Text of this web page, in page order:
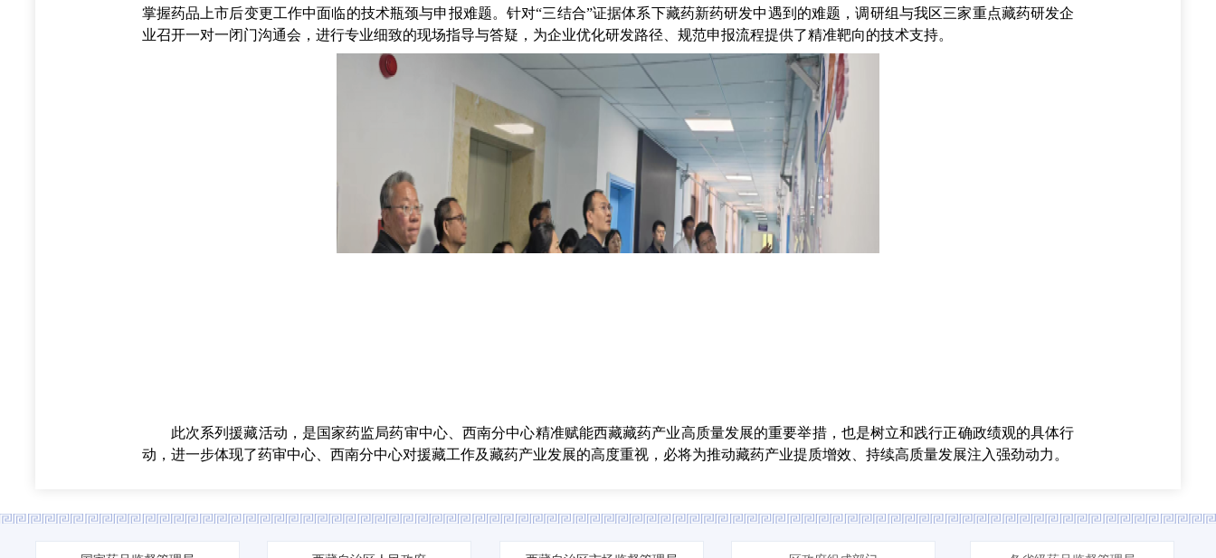
掌握药品上市后变更工作中面临的技术瓶颈与申报难题。针对“三结合”证据体系下藏药新药研发中遇到的难题，调研组与我区三家重点藏药研发企
业召开一对一闭门沟通会，进行专业细致的现场指导与答疑，为企业优化研发路径、规范申报流程提供了精准靶向的技术支持。
此次系列援藏活动，是国家药监局药审中心、西南分中心精准赋能西藏藏药产业高质量发展的重要举措，也是树立和践行正确政绩观的具体行
动，进一步体现了药审中心、西南分中心对援藏工作及藏药产业发展的高度重视，必将为推动藏药产业提质增效、持续高质量发展注入强劲动力。